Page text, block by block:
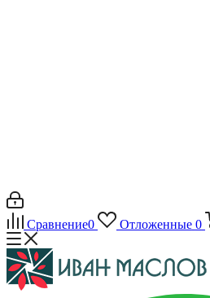
Сравнение0 Отложенные 0